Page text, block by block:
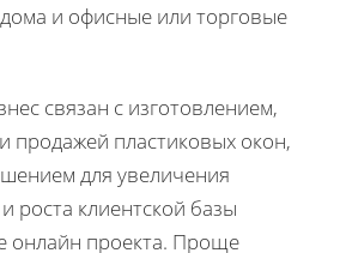
дома и офисные или торговые
связан с изготовлением,
продажей пластиковых окон,
для увеличения
роста клиентской базы
онлайн проекта. Проще